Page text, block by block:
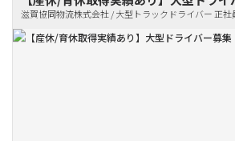
滋賀協同物流株式会社 / 大型トラックドライバー 正社